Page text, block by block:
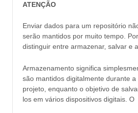
ATENÇÃO
Enviar dados para um repositório
serão mantidos por muito tempo.
distinguir entre armazenar, salvar e
Armazenamento significa
são mantidos digitalmente durante
projeto, enquanto o objetivo de
los em vários dispositivos digitais. O